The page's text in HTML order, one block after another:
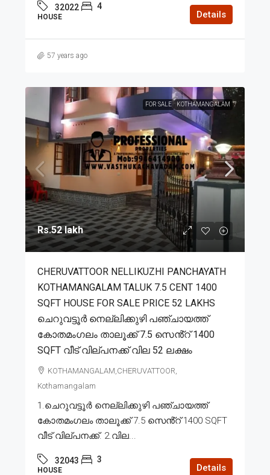
32022 4
HOUSE Details
57 years ago
FOR SALE KOTHAMANGALAM
Rs.52 lakh
CHERUVATTOOR NELLIKUZHI PANCHAYATH
KOTHAMANGALAM TALUK 7.5 CENT 1400
SQFT HOUSE FOR SALE PRICE 52 LAKHS
ചെറുവട്ടൂർ നെല്ലിക്കുഴി പഞ്ചായത്ത്
കോതമംഗലം താലൂക്ക് 7.5 സെൻ്റ് 1400
SQFT വീട് വില്പനക്ക് വില 52 ലക്ഷം
KOTHAMANGALAM,CHERUVATTOOR,
Kothamangalam
1.ചെറുവട്ടൂർ നെല്ലിക്കുഴി പഞ്ചായത്ത്
കോതമംഗലം താലൂക്ക് 7.5 സെൻ്റ് 1400 SQFT
വീട് വില്പനക്ക്. 2.വില...
32043 3
HOUSE Details